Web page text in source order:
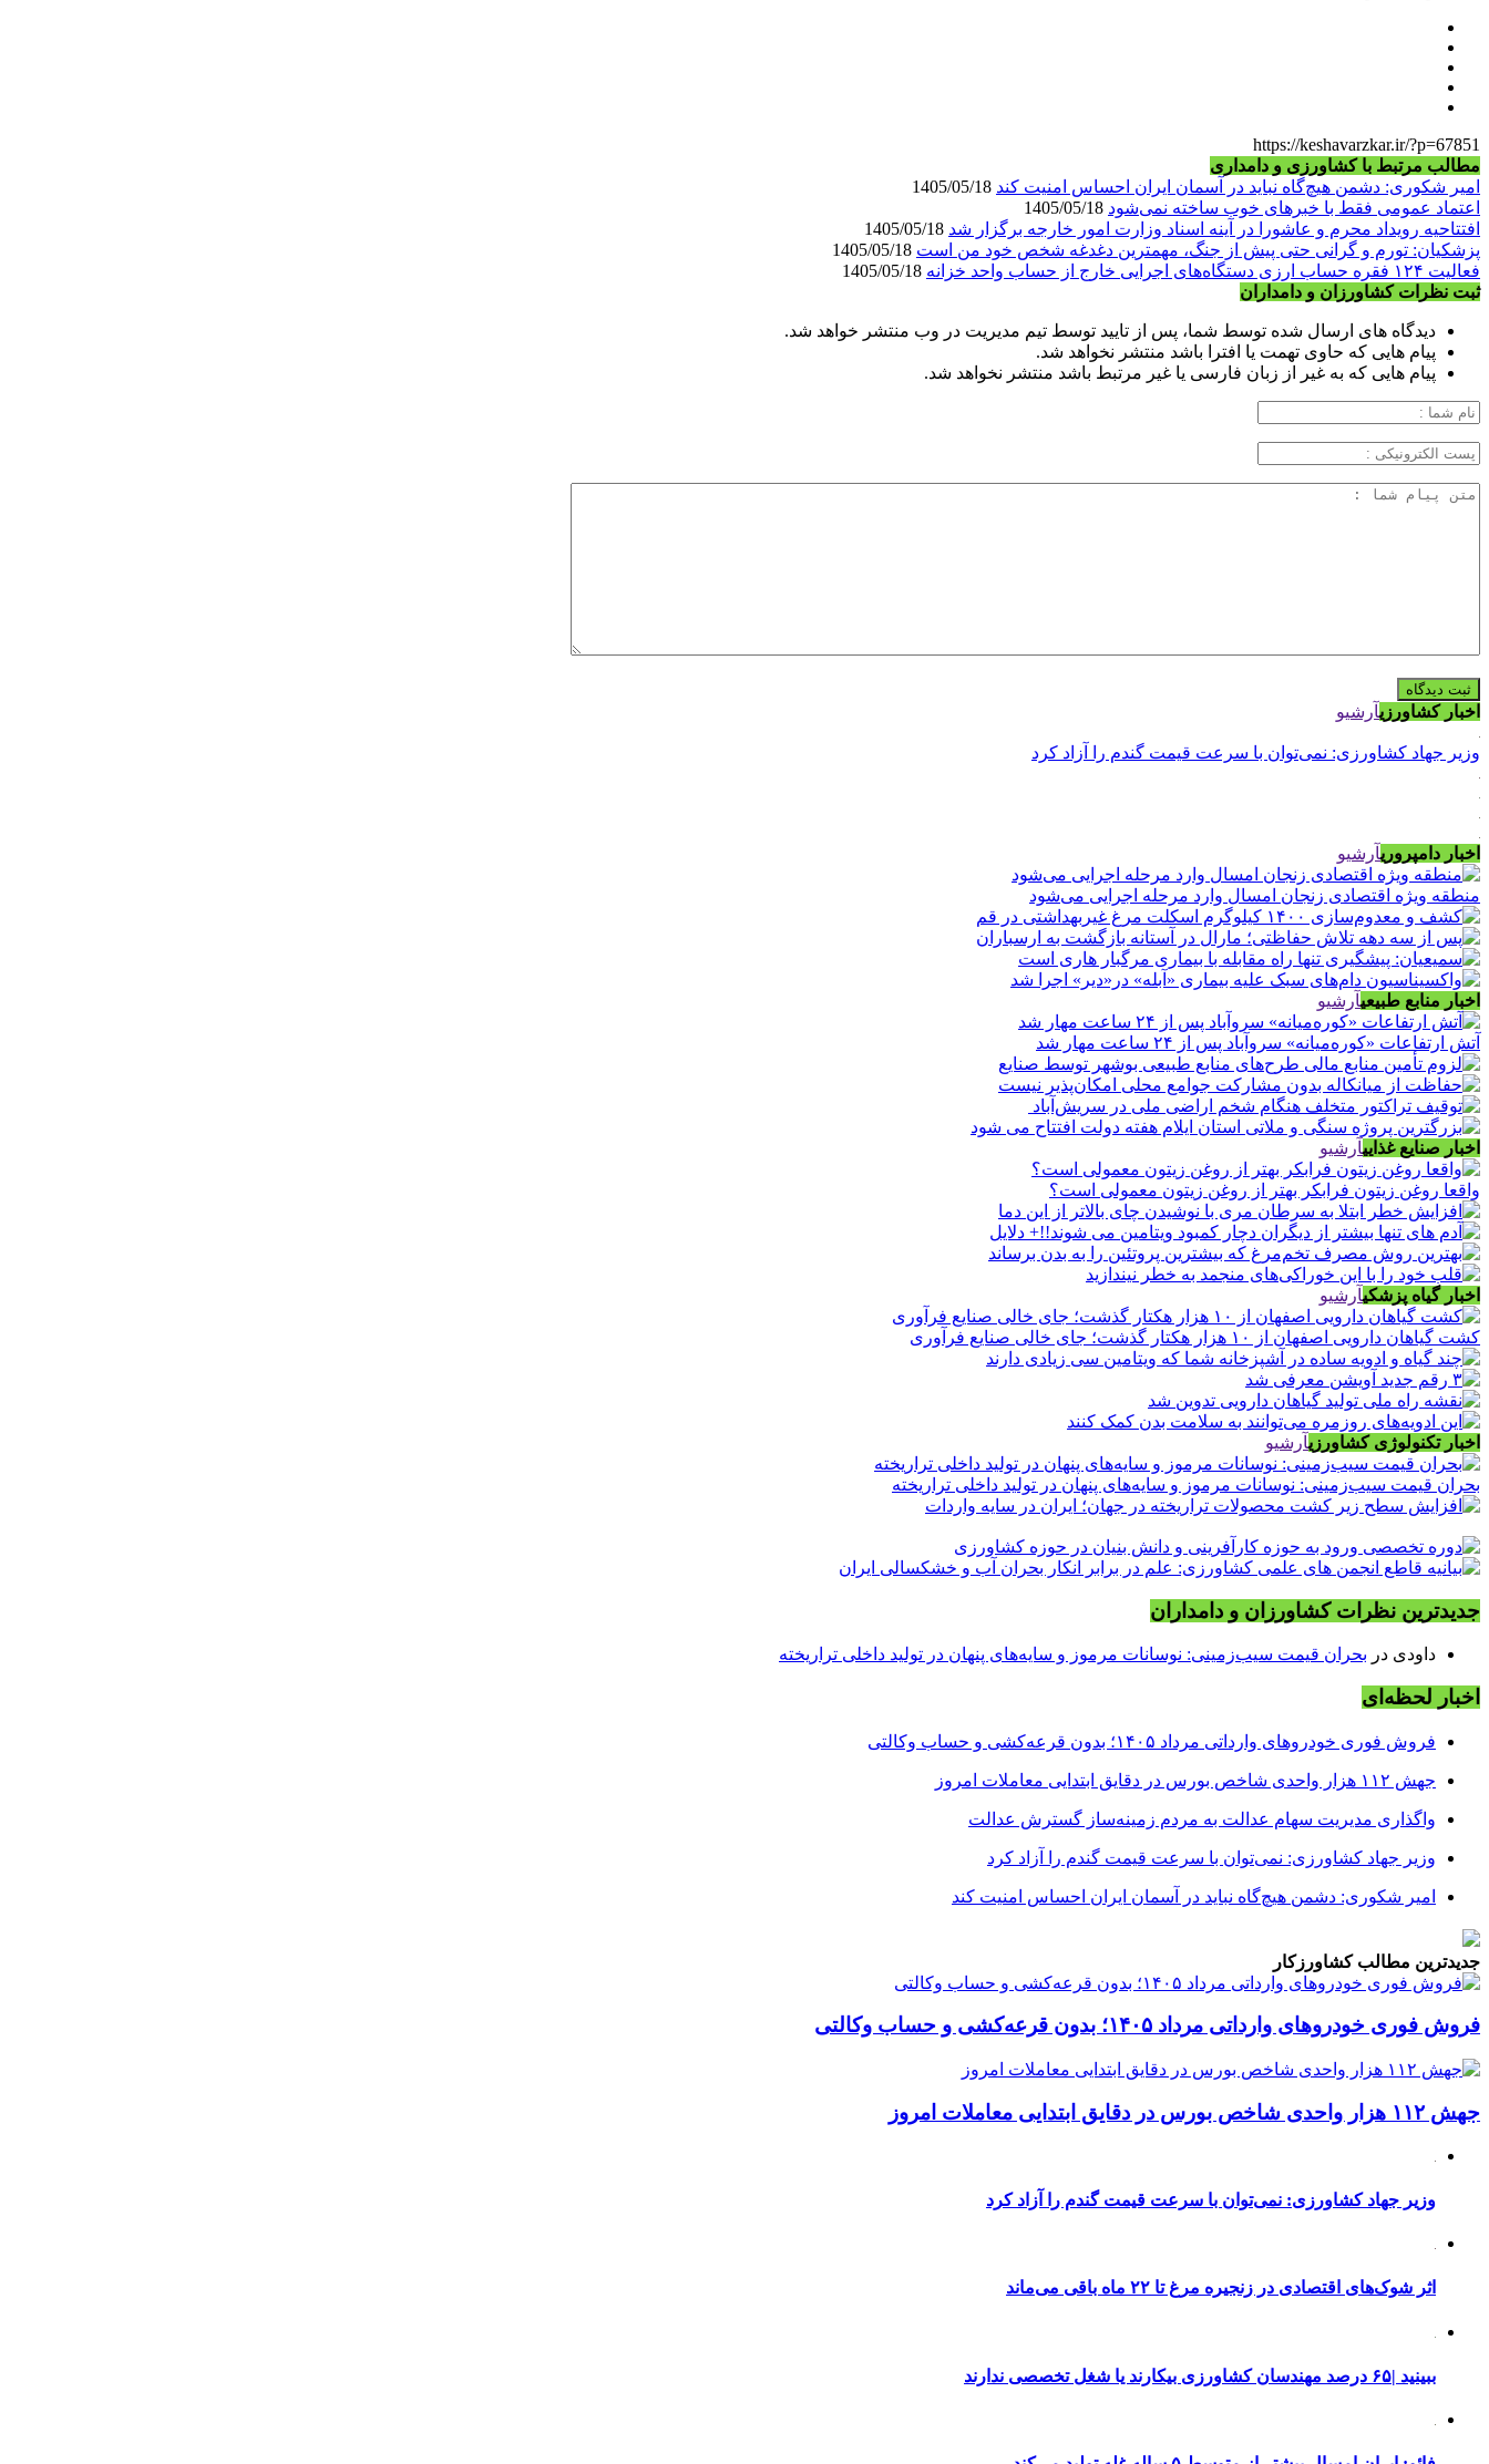
https://keshavarzkar.ir/?p=67851
مطالب مرتبط با کشاورزی و دامداری
امیر شکوری: دشمن هیچ‌گاه نباید در آسمان ایران احساس امنیت کند
اعتماد عمومی فقط با خبرهای خوب ساخته نمی‌شود
افتتاحیه رویداد محرم و عاشورا در آینه اسناد وزارت امور خارجه برگزار شد
پزشکیان: تورم و گرانی حتی پیش از جنگ، مهمترین دغدغه شخص خود من است
فعالیت ۱۲۴ فقره حساب ارزی دستگاه‌های اجرایی خارج از حساب واحد خزانه
ثبت نظرات کشاورزان و دامداران
دیدگاه های ارسال شده توسط شما، پس از تایید توسط تیم مدیریت در وب منتشر خواهد شد.
پیام هایی که حاوی تهمت یا افترا باشد منتشر نخواهد شد.
پیام هایی که به غیر از زبان فارسی یا غیر مرتبط باشد منتشر نخواهد شد.
اخبار کشاورزیآرشیو
وزیر جهاد کشاورزی: نمی‌توان با سرعت قیمت گندم را آزاد کرد
اخبار دامپروریآرشیو
منطقه ویژه اقتصادی زنجان امسال وارد مرحله اجرایی می‌شود
اخبار منابع طبیعیآرشیو
آتش ارتفاعات «کوره‌میانه» سروآباد پس از ۲۴ ساعت مهار شد
اخبار صنایع غذاییآرشیو
واقعا روغن زیتون فرابکر بهتر از روغن زیتون معمولی است؟
اخبار گیاه پزشکیآرشیو
کشت گیاهان دارویی اصفهان از ۱۰ هزار هکتار گذشت؛ جای خالی صنایع فرآوری
اخبار تکنولوژی کشاورزیآرشیو
بحران قیمت سیب‌زمینی: نوسانات مرموز و سایه‌های پنهان در تولید داخلی تراریخته
جدیدترین نظرات کشاورزان و دامداران
داودی در بحران قیمت سیب‌زمینی: نوسانات مرموز و سایه‌های پنهان در تولید داخلی تراریخته
اخبار لحظه‌ای
فروش فوری خودروهای وارداتی مرداد ۱۴۰۵؛ بدون قرعه‌کشی و حساب وکالتی
جهش ۱۱۲ هزار واحدی شاخص بورس در دقایق ابتدایی معاملات امروز
واگذاری مدیریت سهام عدالت به مردم زمینه‌ساز گسترش عدالت
وزیر جهاد کشاورزی: نمی‌توان با سرعت قیمت گندم را آزاد کرد
امیر شکوری: دشمن هیچ‌گاه نباید در آسمان ایران احساس امنیت کند
جدیدترین مطالب کشاورزکار
فروش فوری خودروهای وارداتی مرداد ۱۴۰۵؛ بدون قرعه‌کشی و حساب وکالتی
جهش ۱۱۲ هزار واحدی شاخص بورس در دقایق ابتدایی معاملات امروز
وزیر جهاد کشاورزی: نمی‌توان با سرعت قیمت گندم را آزاد کرد
اثر شوک‌های اقتصادی در زنجیره مرغ تا ۲۲ ماه باقی می‌ماند
ببینید |۶۵ درصد مهندسان کشاورزی بیکارند یا شغل تخصصی ندارند